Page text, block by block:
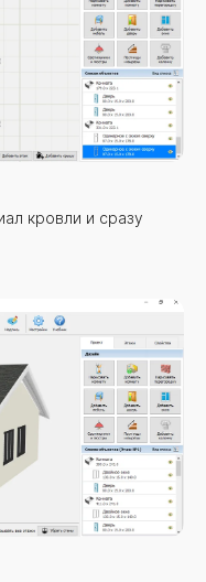
кровли и сразу